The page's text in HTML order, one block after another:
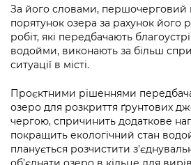
Звернення громадян
Регуляторна діяльність
Промисловість і наука Києва
Підприємства, установи,
Kyiv International Relations
Безпека та правопорядок
Ритуальні послуги
Іноземцям / For foreigners
Пам'ятки культурної
Портал Захисників та
Безбар'єрність
Допомога учасникам АТО
Рада з питань внутрішньо
осіб при Київській міській
«Ініціатива «Партнерство
Уряд» – місцевий рівень»
Важливе під час воєнного
Порядок оскарження рішень,
бездіяльності розпорядників
Звіти про опрацювання
публічну інформацію
Інформація для споживачів
Про відкриті дані
Портал даних Києва
стану / Rules for media
hospitals at work under
Контакти для медіа /
media
За його словами, першочерговий
порятунок озера за рахунок його
робіт, які передбачають
водойми, виконають за більш
ситуації в місті.
Проєктними рішеннями
озеро для розкриття ґрунтових
чергою, спричинить додаткове
покращить екологічний стан
планується розчистити